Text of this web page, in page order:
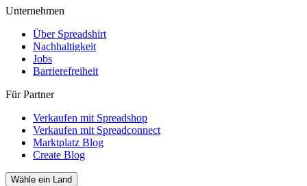
Unternehmen
Über Spreadshirt
Nachhaltigkeit
Jobs
Barrierefreiheit
Für Partner
Verkaufen mit Spreadshop
Verkaufen mit Spreadconnect
Marktplatz Blog
Create Blog
Wähle ein Land